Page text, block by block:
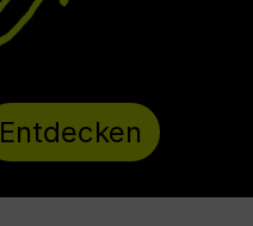
Entdecken